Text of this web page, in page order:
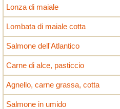
Lonza di maiale
Lombata di maiale cotta
Salmone dell'Atlantico
Carne di alce, pasticcio
Agnello, carne grassa, cotta
Salmone in umido